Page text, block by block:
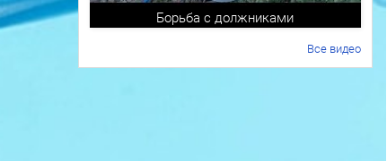
Борьба с должниками
Все видео